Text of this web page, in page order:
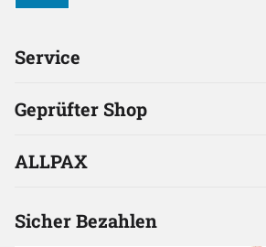
Service
Geprüfter Shop
ALLPAX
Sicher Bezahlen